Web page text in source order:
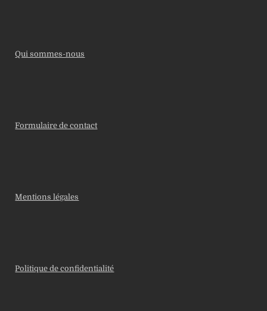
Qui sommes-nous
Formulaire de contact
Mentions légales
Politique de confidentialité